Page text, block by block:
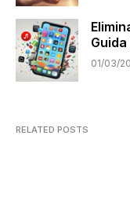
01/03/
RELATED POSTS